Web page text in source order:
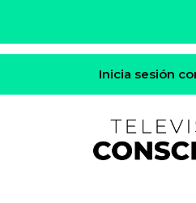
Inicia sesión